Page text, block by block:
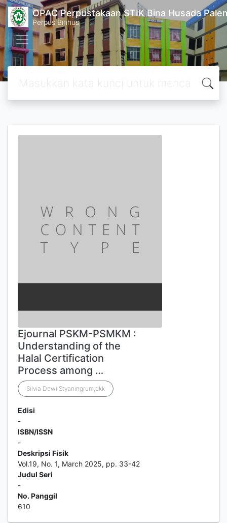
OPAC Perpustakaan STIK Bina Husada
Perpus Binhus
Ejournal PSKM-PSMKM :
Understanding of the
Halal Certification
Process among …
Silvia Dewi Styaningrum,dkk
Edisi
-
ISBN/ISSN
-
Deskripsi Fisik
Vol.19, No. 1, March 2025, pp. 33-42
Judul Seri
-
No. Panggil
610